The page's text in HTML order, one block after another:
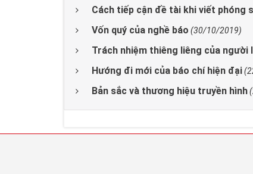
Cách tiếp cận đề tài khi viết phóng
Vốn quý của nghề báo (30/10/2019)
Trách nhiệm thiêng liêng của người
Hướng đi mới của báo chí hiện đại
Bản sắc và thương hiệu truyền hình